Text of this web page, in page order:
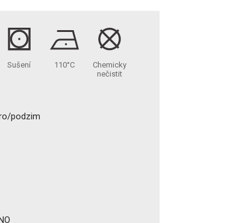
Sušení 110°C
Chemicky
nečistit
podzim